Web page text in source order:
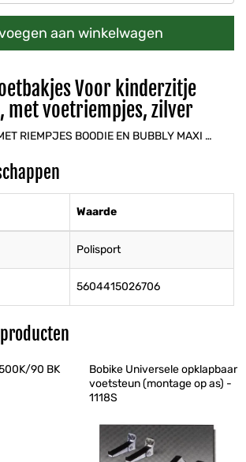
aan winkelwagen
Voor kinderzitje
met voetriempjes, zilver
RIEMPJES BOODIE EN BUBBLY MAXI …
Waarde
Polisport
5604415026706
90 BK
Bobike Universele opklapbaar
voetsteun (montage op as) -
1118S